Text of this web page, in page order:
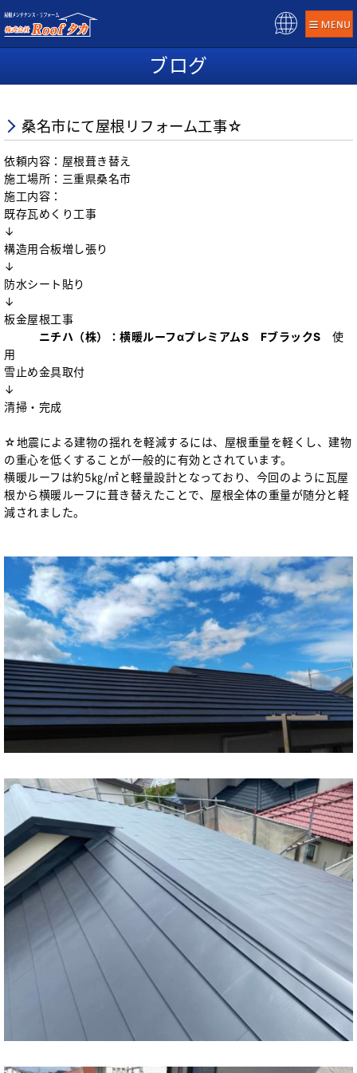
ブログ
桑名市にて屋根リフォーム工事☆
依頼内容：屋根葺き替え
施工場所：三重県桑名市
施工内容：
既存瓦めくり工事
↓
構造用合板増し張り
↓
防水シート貼り
↓
板金屋根工事
ニチハ（株）：横暖ルーフαプレミアムS FブラックS 使
用
雪止め金具取付
↓
清掃・完成
☆地震による建物の揺れを軽減するには、屋根重量を軽くし、建物
の重心を低くすることが一般的に有効とされています。
横暖ルーフは約5㎏/㎡と軽量設計となっており、今回のように瓦屋
根から横暖ルーフに葺き替えたことで、屋根全体の重量が随分と軽
減されました。